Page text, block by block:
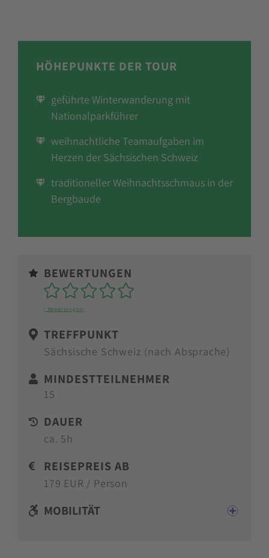
HÖHEPUNKTE DER TOUR
geführte Winterwanderung mit
Nationalparkführer
weihnachtliche Teamaufgaben im
Herzen der Sächsischen Schweiz
traditioneller Weihnachtsschmaus in der
Bergbaude
BEWERTUNGEN
Sterne
( Bewertungen)
TREFFPUNKT
Sächsische Schweiz (nach Absprache)
MINDESTTEILNEHMER
15
DAUER
ca. 5h
REISEPREIS AB
179 EUR / Person
MOBILITÄT